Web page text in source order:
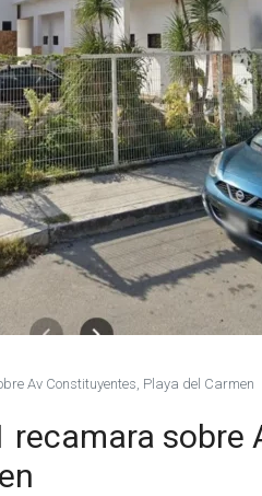
Av Constituyentes, Playa del Carmen
recamara sobre